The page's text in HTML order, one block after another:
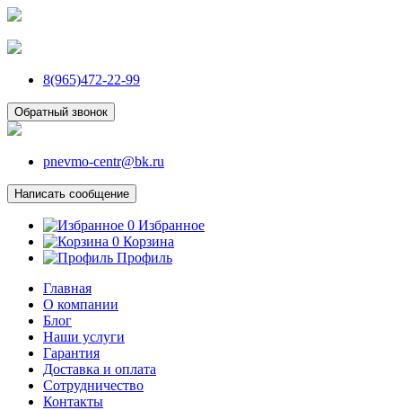
8(965)472-22-99
Обратный звонок
pnevmo-centr@bk.ru
Написать сообщение
0 Избранное
0 Корзина
Профиль
Главная
О компании
Блог
Наши услуги
Гарантия
Доставка и оплата
Сотрудничество
Контакты